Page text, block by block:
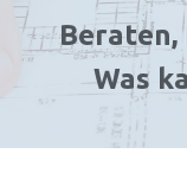
Beraten,
Was